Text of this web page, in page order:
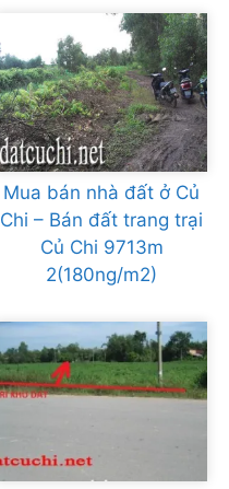
Mua bán nhà đất ở Củ
Chi – Bán đất trang trại
Củ Chi 9713m
2(180ng/m2)